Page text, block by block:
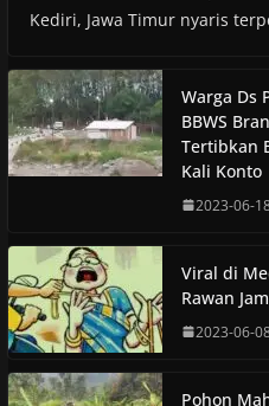
Kediri, Jawa Timur nyaris
Warga Ds
BBWS
Tertibkan
Kali Konto
2023-06-
Viral di
Rawan
2023-06-
Pohon